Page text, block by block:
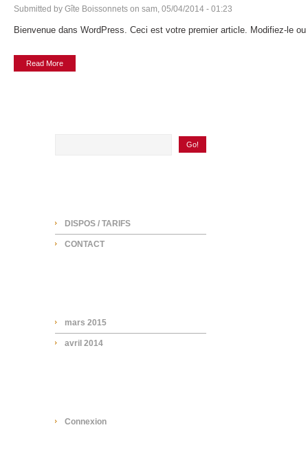
Submitted by Gîte Boissonnets on sam, 05/04/2014 - 01:23
Bienvenue dans WordPress. Ceci est votre premier article. Modifiez-le
Read More
DISPOS / TARIFS
CONTACT
mars 2015
avril 2014
Connexion